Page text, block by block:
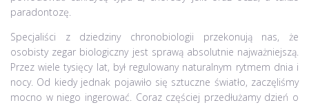
paradontozę.
Specjaliści z dziedziny chronobiologii przekonują nas, że
osobisty zegar biologiczny jest sprawą absolutnie najważniejszą.
Przez wiele tysięcy lat, był regulowany naturalnym rytmem dnia i
nocy. Od kiedy jednak pojawiło się sztuczne światło, zaczęliśmy
mocno w niego ingerować. Coraz częściej przedłużamy dzień o